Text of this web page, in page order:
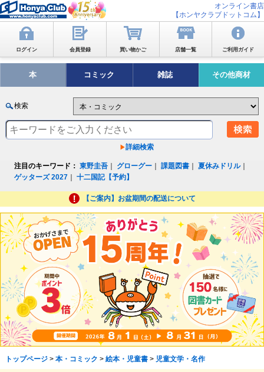
オンライン書店
【ホンヤクラブドットコム】
ログイン 会員登録 買い物かご 店舗一覧 ご利用ガイド
本 コミック 雑誌 その他商材
検索
詳細検索
注目のキーワード： 東野圭吾 グローグー ｜課題図書 ｜夏休みドリル｜
ゲッターズ 2027 ｜十二国記【予約】
【ご案内】お盆期間の配送について
トップページ> 本・コミック > 絵本・児童書> 児童文学・名作